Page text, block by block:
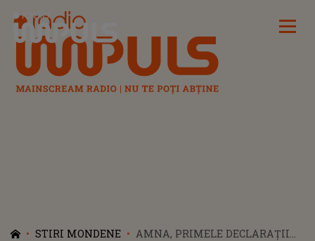
Radio Impuls
STIRI MONDENE
AMNA, PRIMELE DECLARAȚII